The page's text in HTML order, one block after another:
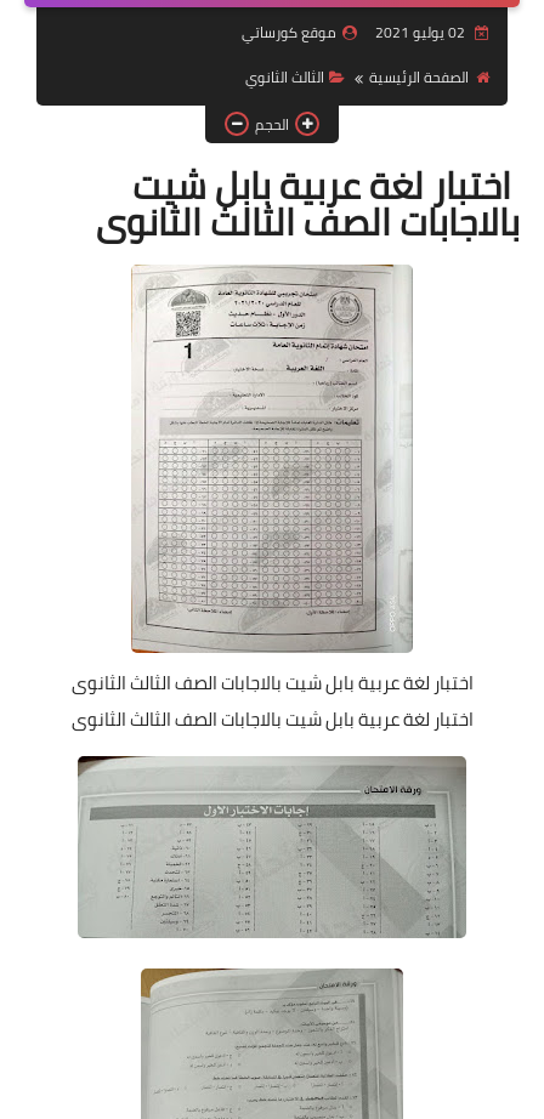
موضوعات
تربويات
تكنولوجيا
قصص للأطفال
صحة
موقع كورساتي
الصفحة الرئيسية
الثالث الثانوي
الحجم
اختبار لغة عربية بابل شيت
بالاجابات الصف الثالث الثانوى
اختبار لغة عربية بابل شيت بالاجابات الصف الثالث الثانوى
اختبار لغة عربية بابل شيت بالاجابات الصف الثالث الثانوى